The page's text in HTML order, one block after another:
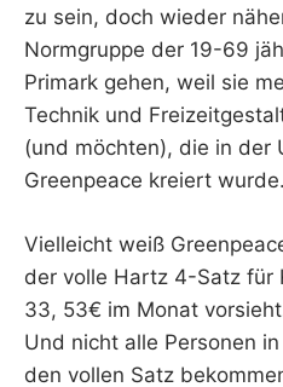
zu sein, doch wieder
Normgruppe der 19-69
Primark gehen, weil sie
Technik und
(und möchten), die in der
Greenpeace kreiert wurde.
Vielleicht weiß
der volle Hartz 4-Satz für
33, 53€ im Monat
Und nicht alle Personen
den vollen Satz